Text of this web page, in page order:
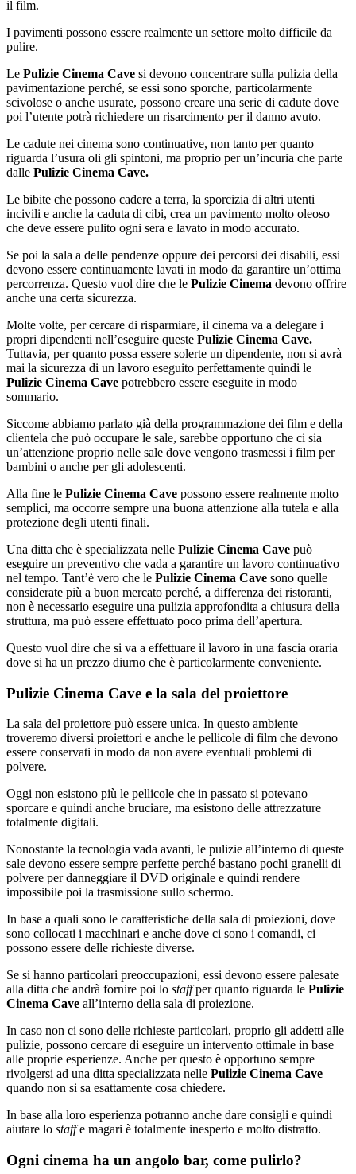
il film.
I pavimenti possono essere realmente un settore molto difficile da
pulire.
Le Pulizie Cinema Cave si devono concentrare sulla pulizia della
pavimentazione perché, se essi sono sporche, particolarmente
scivolose o anche usurate, possono creare una serie di cadute dove
poi l’utente potrà richiedere un risarcimento per il danno avuto.
Le cadute nei cinema sono continuative, non tanto per quanto
riguarda l’usura oli gli spintoni, ma proprio per un’incuria che parte
dalle Pulizie Cinema Cave.
Le bibite che possono cadere a terra, la sporcizia di altri utenti
incivili e anche la caduta di cibi, crea un pavimento molto oleoso
che deve essere pulito ogni sera e lavato in modo accurato.
Se poi la sala a delle pendenze oppure dei percorsi dei disabili, essi
devono essere continuamente lavati in modo da garantire un’ottima
percorrenza. Questo vuol dire che le Pulizie Cinema devono offrire
anche una certa sicurezza.
Molte volte, per cercare di risparmiare, il cinema va a delegare i
propri dipendenti nell’eseguire queste Pulizie Cinema Cave.
Tuttavia, per quanto possa essere solerte un dipendente, non si avrà
mai la sicurezza di un lavoro eseguito perfettamente quindi le
Pulizie Cinema Cave potrebbero essere eseguite in modo
sommario.
Siccome abbiamo parlato già della programmazione dei film e della
clientela che può occupare le sale, sarebbe opportuno che ci sia
un’attenzione proprio nelle sale dove vengono trasmessi i film per
bambini o anche per gli adolescenti.
Alla fine le Pulizie Cinema Cave possono essere realmente molto
semplici, ma occorre sempre una buona attenzione alla tutela e alla
protezione degli utenti finali.
Una ditta che è specializzata nelle Pulizie Cinema Cave può
eseguire un preventivo che vada a garantire un lavoro continuativo
nel tempo. Tant’è vero che le Pulizie Cinema Cave sono quelle
considerate più a buon mercato perché, a differenza dei ristoranti,
non è necessario eseguire una pulizia approfondita a chiusura della
struttura, ma può essere effettuato poco prima dell’apertura.
Questo vuol dire che si va a effettuare il lavoro in una fascia oraria
dove si ha un prezzo diurno che è particolarmente conveniente.
Pulizie Cinema Cave e la sala del proiettore
La sala del proiettore può essere unica. In questo ambiente
troveremo diversi proiettori e anche le pellicole di film che devono
essere conservati in modo da non avere eventuali problemi di
polvere.
Oggi non esistono più le pellicole che in passato si potevano
sporcare e quindi anche bruciare, ma esistono delle attrezzature
totalmente digitali.
Nonostante la tecnologia vada avanti, le pulizie all’interno di queste
sale devono essere sempre perfette perché bastano pochi granelli di
polvere per danneggiare il DVD originale e quindi rendere
impossibile poi la trasmissione sullo schermo.
In base a quali sono le caratteristiche della sala di proiezioni, dove
sono collocati i macchinari e anche dove ci sono i comandi, ci
possono essere delle richieste diverse.
Se si hanno particolari preoccupazioni, essi devono essere palesate
alla ditta che andrà fornire poi lo staffper quanto riguarda le Pulizie
Cinema Cave all’interno della sala di proiezione.
In caso non ci sono delle richieste particolari, proprio gli addetti alle
pulizie, possono cercare di eseguire un intervento ottimale in base
alle proprie esperienze. Anche per questo è opportuno sempre
rivolgersi ad una ditta specializzata nelle Pulizie Cinema Cave
quando non si sa esattamente cosa chiedere.
In base alla loro esperienza potranno anche dare consigli e quindi
aiutare lo staffe magari è totalmente inesperto e molto distratto.
Ogni cinema ha un angolo bar, come pulirlo?